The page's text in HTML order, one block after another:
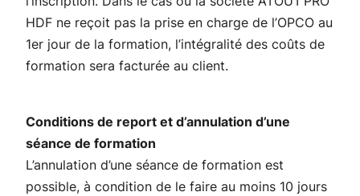
HDF ne reçoit pas la prise en charge de l’OPCO au
1er jour de la formation, l’intégralité des coûts de
formation sera facturée au client.
Conditions de report et d’annulation d’une
séance de formation
L’annulation d’une séance de formation est
possible, à condition de le faire au moins 10 jours